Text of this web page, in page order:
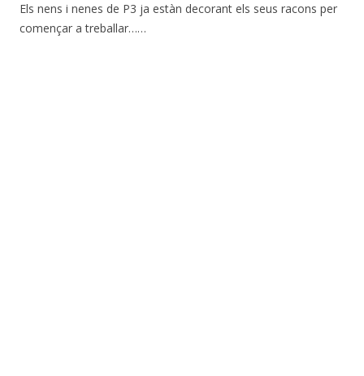
Els nens i nenes de P3 ja estàn decorant els seus racons per
començar a treballar……